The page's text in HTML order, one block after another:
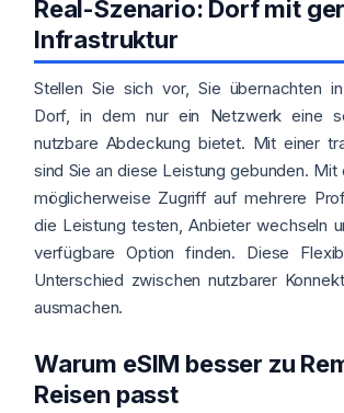
Real-Szenario: Dorf mit
Infrastruktur
Stellen Sie sich vor, Sie übernachten
Dorf, in dem nur ein Netzwerk eine
nutzbare Abdeckung bietet. Mit einer
sind Sie an diese Leistung gebunden. Mit
möglicherweise Zugriff auf mehrere
die Leistung testen, Anbieter wechseln
verfügbare Option finden. Diese
Unterschied zwischen nutzbarer
ausmachen.
Warum eSIM besser zu
Reisen passt